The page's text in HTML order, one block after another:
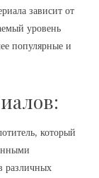
зависит от
уровень
популярные и
который
различных